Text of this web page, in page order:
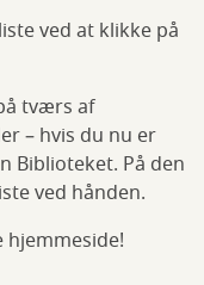
ved at klikke på
tværs af
– hvis du nu er
Biblioteket. På den
ved hånden.
hjemmeside!